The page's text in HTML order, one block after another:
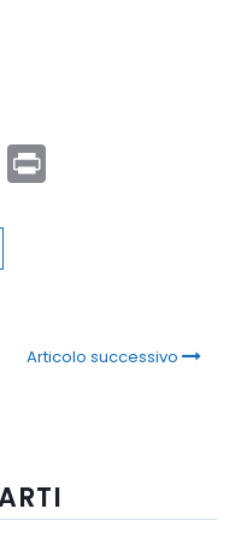
Copy
Link
Articolo successivo